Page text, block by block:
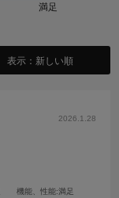
満足
表示：新しい順
2026.1.28
機能、性能:満足